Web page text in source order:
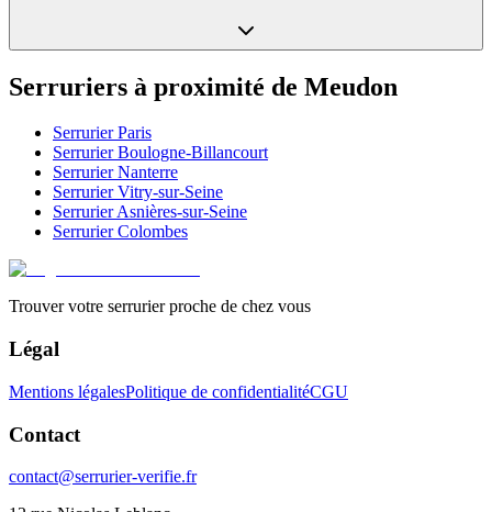
Serruriers à proximité de Meudon
SerrurierParis
SerrurierBoulogne-Billancourt
SerrurierNanterre
SerrurierVitry-sur-Seine
SerrurierAsnières-sur-Seine
SerrurierColombes
Trouver votre serrurier proche de chez vous
Légal
Mentions légalesPolitique de confidentialitéCGU
Contact
contact@serrurier-verifie.fr